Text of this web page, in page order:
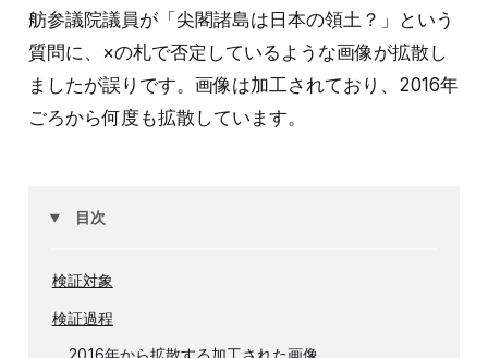
舫参議院議員が「尖閣諸島は日本の領土？」という
質問に、×の札で否定しているような画像が拡散し
ましたが誤りです。画像は加工されており、2016年
ごろから何度も拡散しています。
目次
検証対象
検証過程